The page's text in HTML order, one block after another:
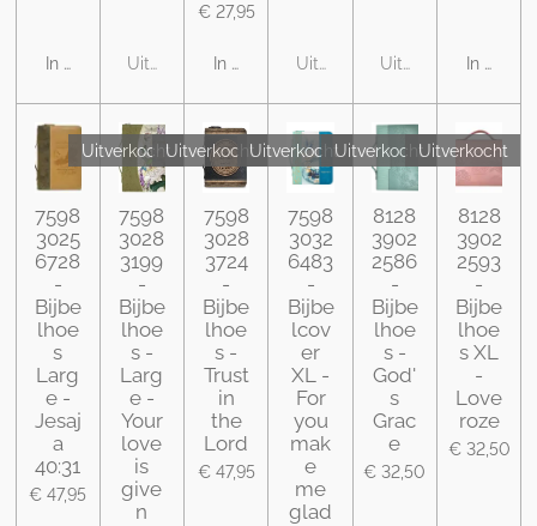
In winkelwagenUitverkocht
€ 27,95
In winkelwagenUitverkochtUitverkocht In
7598
3025
6728
-
Bijbe
lhoe
s
Larg
e -
Jesaj
a
40:31
€ 47,95
Uitverkocht
7598
3028
3199
-
Bijbe
lhoe
s -
Larg
e -
Your
love
is
give
n
Uitverkocht
7598
3028
3724
-
Bijbe
lhoe
s -
Trust
in
the
Lord
€ 47,95
Uitverkocht
7598
3032
6483
-
Bijbe
lcov
er
XL -
For
you
mak
e
me
glad
Uitverkocht
8128
3902
2586
-
Bijbe
lhoe
s -
God'
s
Grac
e
€ 32,50
Uitverkocht
8128
3902
2593
-
Bijbe
lhoe
s XL
-
Love
roze
€ 32,50